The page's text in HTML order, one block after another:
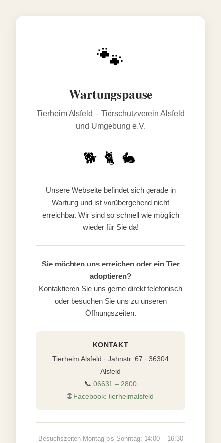
🐾
Wartungspause
Tierheim Alsfeld – Tierschutzverein Alsfeld
und Umgebung e.V.
🐕 🐈 🐇
Unsere Webseite befindet sich gerade in
Wartung und ist vorübergehend nicht
erreichbar. Wir sind so schnell wie möglich
wieder für Sie da!
Sie möchten uns erreichen oder ein Tier
adoptieren?
Kontaktieren Sie uns gerne direkt telefonisch
oder besuchen Sie uns zu unseren
Öffnungszeiten.
KONTAKT
Tierheim Alsfeld · Jahnstr. 67 · 36304
Alsfeld
📞 06631 – 2800
🌐 Facebook: tierheimalsfeld
Besuchszeiten Montag bis Sonntag: 14:00 – 16:30